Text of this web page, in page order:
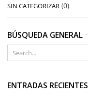
SIN CATEGORIZAR (0)
BÚSQUEDA GENERAL
ENTRADAS RECIENTES